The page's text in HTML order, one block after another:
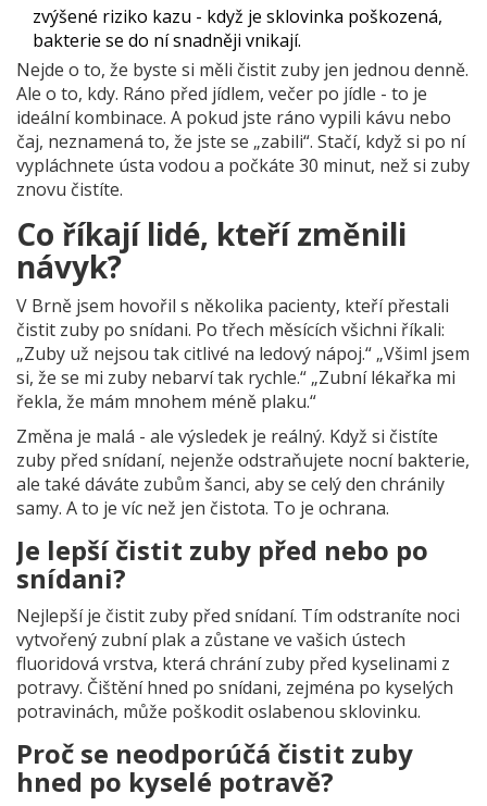
zvýšené riziko kazu - když je sklovinka poškozená,
bakterie se do ní snadněji vnikají.
Nejde o to, že byste si měli čistit zuby jen jednou denně.
Ale o to, kdy. Ráno před jídlem, večer po jídle - to je
ideální kombinace. A pokud jste ráno vypili kávu nebo
čaj, neznamená to, že jste se „zabili“. Stačí, když si po ní
vypláchnete ústa vodou a počkáte 30 minut, než si zuby
znovu čistíte.
Co říkají lidé, kteří změnili
návyk?
V Brně jsem hovořil s několika pacienty, kteří přestali
čistit zuby po snídani. Po třech měsících všichni říkali:
„Zuby už nejsou tak citlivé na ledový nápoj.“ „Všiml jsem
si, že se mi zuby nebarví tak rychle.“ „Zubní lékařka mi
řekla, že mám mnohem méně plaku.“
Změna je malá - ale výsledek je reálný. Když si čistíte
zuby před snídaní, nejenže odstraňujete nocní bakterie,
ale také dáváte zubům šanci, aby se celý den chránily
samy. A to je víc než jen čistota. To je ochrana.
Je lepší čistit zuby před nebo po
snídani?
Nejlepší je čistit zuby před snídaní. Tím odstraníte noci
vytvořený zubní plak a zůstane ve vašich ústech
fluoridová vrstva, která chrání zuby před kyselinami z
potravy. Čištění hned po snídani, zejména po kyselých
potravinách, může poškodit oslabenou sklovinku.
Proč se neodporúčá čistit zuby
hned po kyselé potravě?